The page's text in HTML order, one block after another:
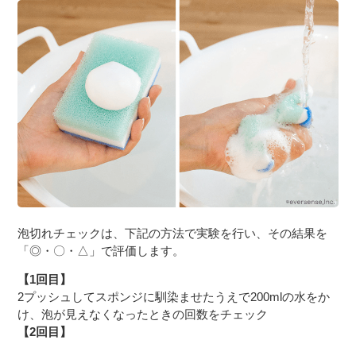
泡切れチェックは、下記の方法で実験を行い、その結果を
「◎・〇・△」で評価します。
【1回目】
2プッシュしてスポンジに馴染ませたうえで200mlの水をか
け、泡が見えなくなったときの回数をチェック
【2回目】